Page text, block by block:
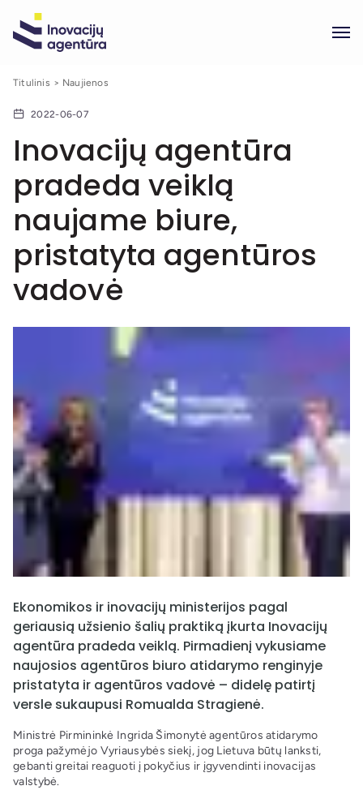
Titulinis Naujienos
2022-06-07
Inovacijų agentūra
pradeda veiklą
naujame biure,
pristatyta agentūros
vadovė
Ekonomikos ir inovacijų ministerijos pagal
geriausią užsienio šalių praktiką įkurta Inovacijų
agentūra pradeda veiklą. Pirmadienį vykusiame
naujosios agentūros biuro atidarymo renginyje
pristatyta ir agentūros vadovė – didelę patirtį
versle sukaupusi Romualda Stragienė.
Ministrė Pirmininkė Ingrida Šimonytė agentūros atidarymo
proga pažymėjo Vyriausybės siekį, jog Lietuva būtų lanksti,
gebanti greitai reaguoti į pokyčius ir įgyvendinti inovacijas
valstybė.